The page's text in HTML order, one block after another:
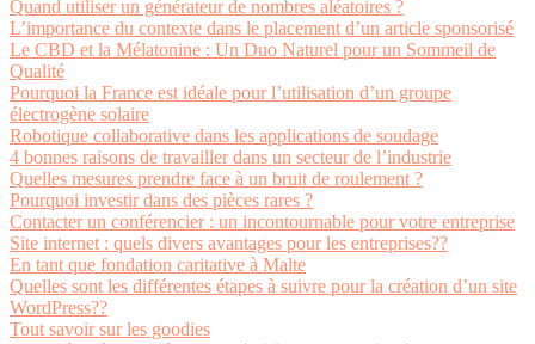
Quand utiliser un générateur de nombres aléatoires ?
L’importance du contexte dans le placement d’un article sponsorisé
Le CBD et la Mélatonine : Un Duo Naturel pour un Sommeil de
Qualité
Pourquoi la France est idéale pour l’utilisation d’un groupe
électrogène solaire
Robotique collaborative dans les applications de soudage
4 bonnes raisons de travailler dans un secteur de l’industrie
Quelles mesures prendre face à un bruit de roulement ?
Pourquoi investir dans des pièces rares ?
Contacter un conférencier : un incontournable pour votre entreprise
Site internet : quels divers avantages pour les entreprises??
En tant que fondation caritative à Malte
Quelles sont les différentes étapes à suivre pour la création d’un site
WordPress??
Tout savoir sur les goodies